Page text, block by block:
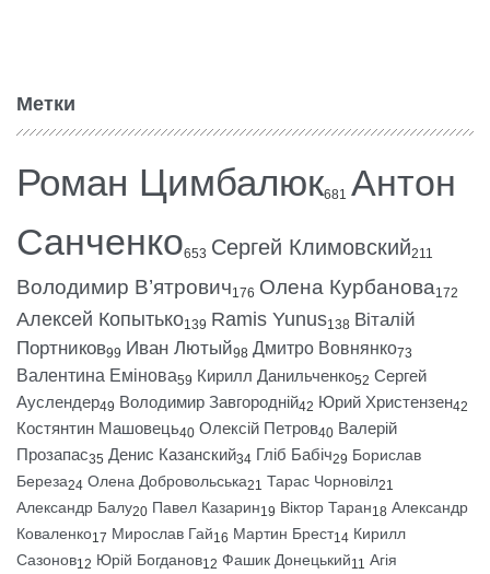
Метки
Роман Цимбалюк681 Антон
Санченко653 Сергей Климовский211
Володимир В’ятрович176 Олена Курбанова172
Алексей Копытько139 Ramis Yunus138 Віталій
Портников99 Иван Лютый98 Дмитро Вовнянко73
Валентина Емінова59 Кирилл Данильченко52 Сергей
Ауслендер49 Володимир Завгородній42 Юрий Христензен42
Костянтин Машовець40 Олексій Петров40 Валерій
Прозапас35 Денис Казанский34 Гліб Бабіч29 Борислав
Береза24 Олена Добровольська21 Тарас Чорновіл21
Александр Балу20 Павел Казарин19 Віктор Таран18 Александр
Коваленко17 Мирослав Гай16 Мартин Брест14 Кирилл
Сазонов12 Юрій Богданов12 Фашик Донецький11 Агія